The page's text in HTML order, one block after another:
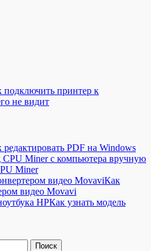
подключить принтер к
не видит
редактировать PDF на Windows
Miner
Как
видео Movavi
Как узнать модель